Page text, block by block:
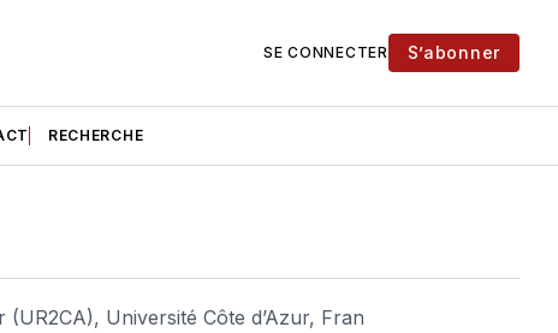
SE CONNECTER S’abonner
RECHERCHE
Université Côte d’Azur, Fran